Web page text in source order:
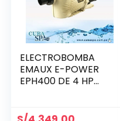
ELECTROBOMBA
EMAUX E-POWER
EPH400 DE 4 HP